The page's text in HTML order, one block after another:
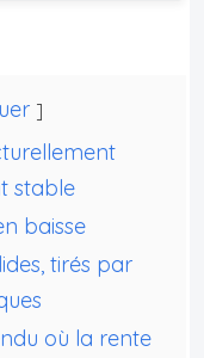
stable
baisse
tirés par
où la rente